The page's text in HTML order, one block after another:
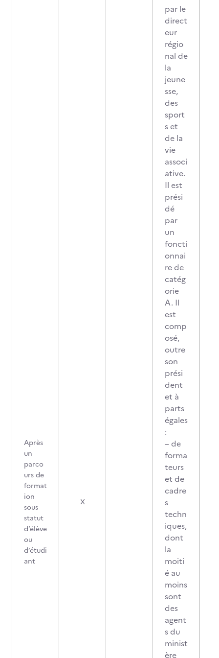
Après
un
parco
urs de
format
ion
sous
statut
d’élève
ou
d’étudi
ant
X
par le
direct
eur
régio
nal de
la
jeune
sse,
des
sport
s et
de la
vie
associ
ative.
Il est
prési
dé
par
un
foncti
onnai
re de
catég
orie
A. Il
est
comp
osé,
outre
son
prési
dent
et à
parts
égales
:
– de
forma
teurs
et de
cadre
s
techn
iques,
dont
la
moiti
é au
moins
sont
des
agent
s du
minist
ère